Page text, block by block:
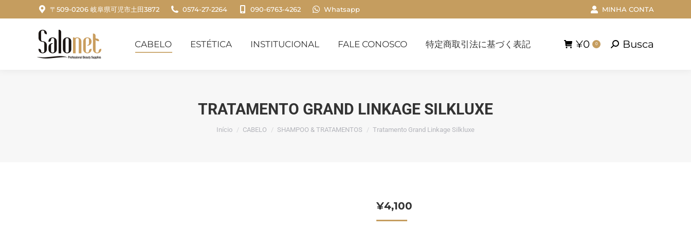
〒509-0206 岐阜県可児市土田3872 0574-27-2264 090-6763-4262 Whatsapp MINHA CONTA
CABELO ESTÉTICA INSTITUCIONAL FALE CONOSCO 特定商取引法に基づく表記 ¥0 0 BuscarBusca
TRATAMENTO GRAND LINKAGE SILKLUXE
Você está aqui:
Início CABELO SHAMPOO & TRATAMENTOS Tratamento Grand Linkage Silkluxe
¥4,100
CABELO ESTÉTICA INSTITUCIONAL FALE CONOSCO 特定商取引法に基づく表記 ¥0 Buscar
Busca